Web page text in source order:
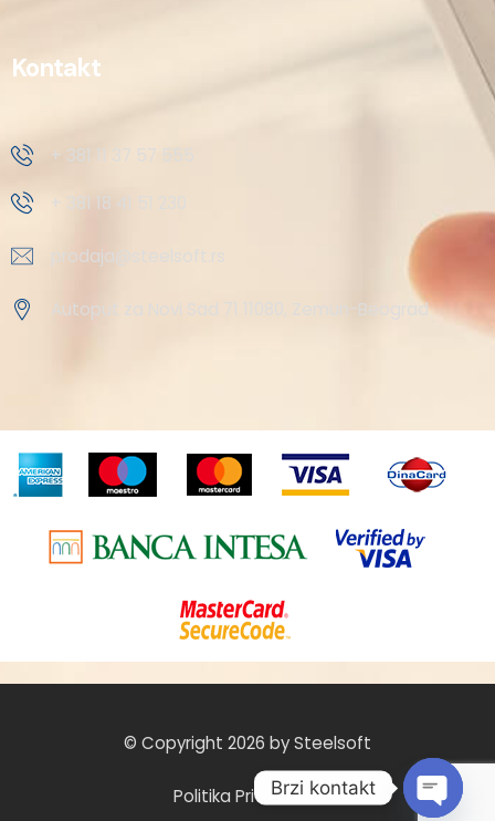
Kontakt
+ 381 11 37 57 555
+ 381 18 41 51 230
prodaja@steelsoft.rs
Autoput za Novi Sad 71 11080, Zemun-Beograd
© Copyright 2026 by Steelsoft
Politika PrivatnostiBrzi kontakt